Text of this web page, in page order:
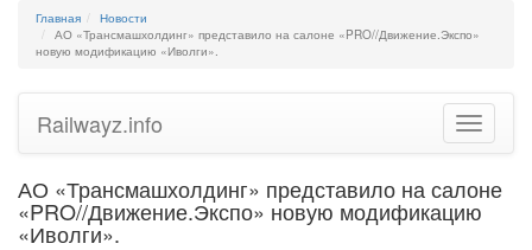
Главная
Новости
АО «Трансмашхолдинг» представило на салоне «PRO//Движение.Экспо»
новую модификацию «Иволги».
Toggle
Railwayz.info
АО «Трансмашхолдинг» представило на салоне
«PRO//Движение.Экспо» новую модификацию
«Иволги».